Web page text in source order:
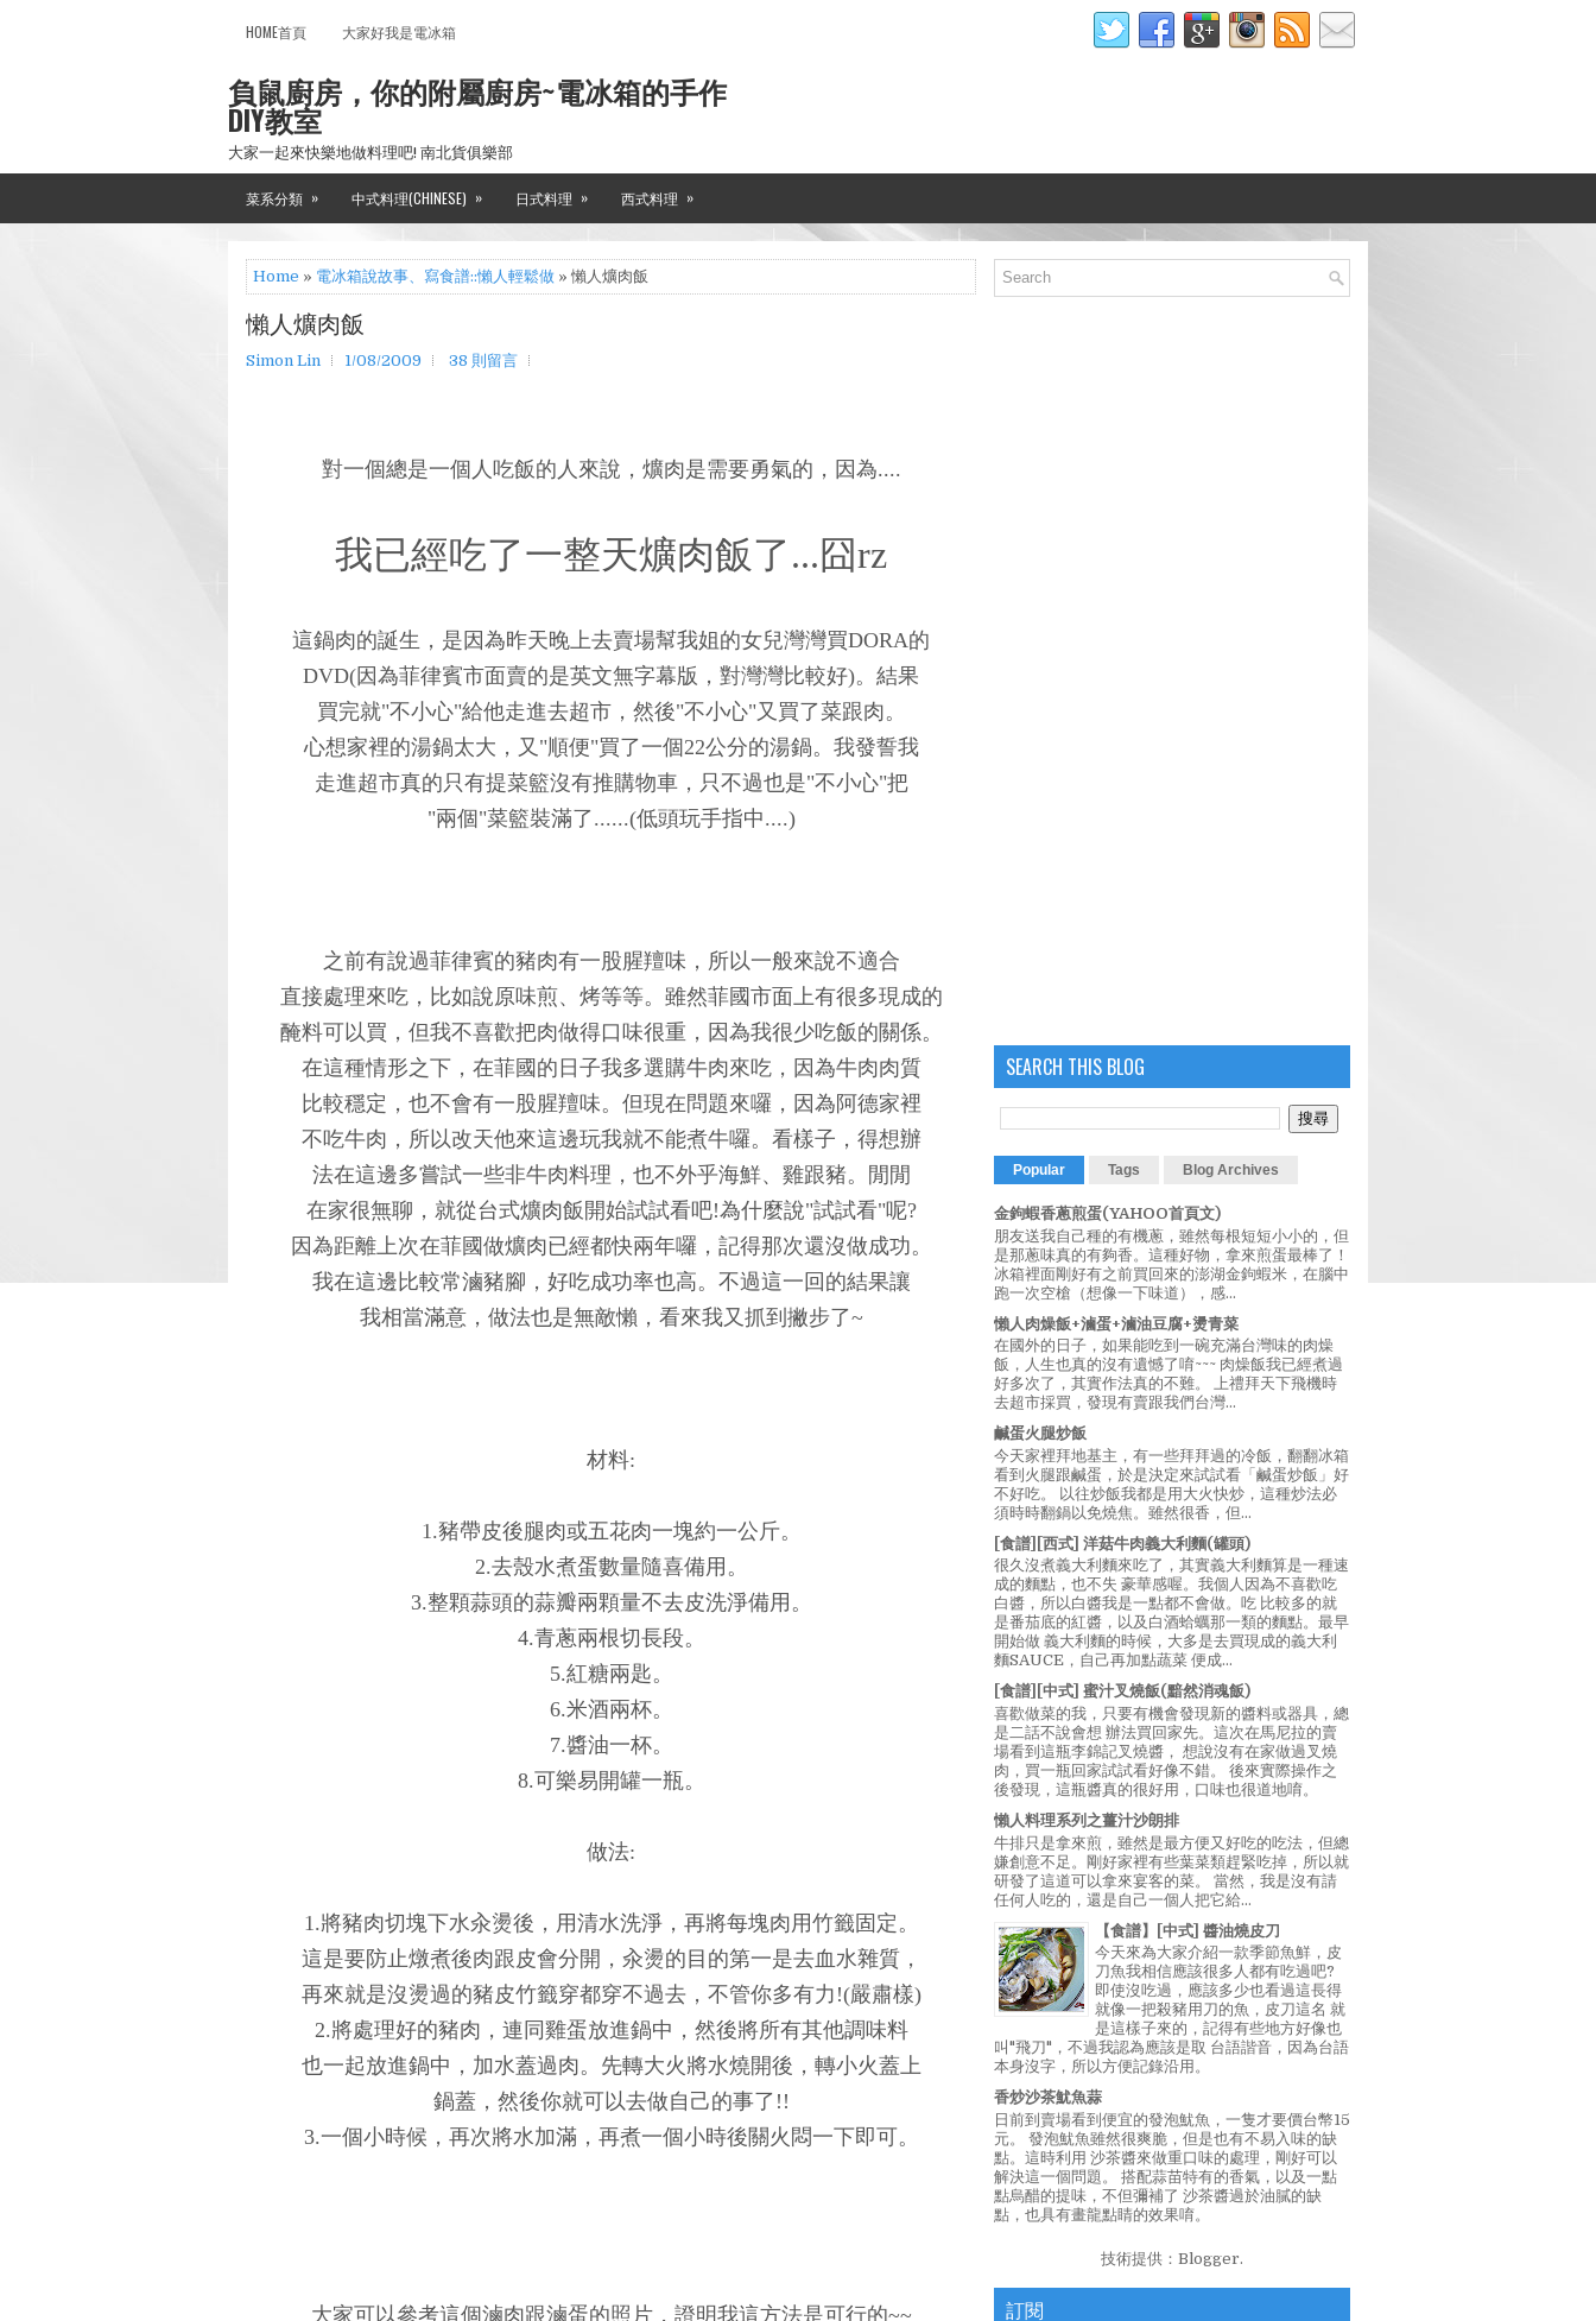
HOME首頁 大家好我是電冰箱
負鼠廚房，你的附屬廚房~電冰箱的手作
DIY教室
大家一起來快樂地做料理吧! 南北貨俱樂部
菜系分類 » 中式料理(CHINESE) » 日式料理 » 西式料理 »
Home » 電冰箱說故事、寫食譜::懶人輕鬆做 » 懶人爌肉飯
懶人爌肉飯
Simon Lin 1/08/2009 38 則留言
對一個總是一個人吃飯的人來說，爌肉是需要勇氣的，因為....
我已經吃了一整天爌肉飯了...囧rz
這鍋肉的誕生，是因為昨天晚上去賣場幫我姐的女兒灣灣買DORA的
DVD(因為菲律賓市面賣的是英文無字幕版，對灣灣比較好)。結果
買完就"不小心"給他走進去超市，然後"不小心"又買了菜跟肉。
心想家裡的湯鍋太大，又"順便"買了一個22公分的湯鍋。我發誓我
走進超市真的只有提菜籃沒有推購物車，只不過也是"不小心"把
"兩個"菜籃裝滿了......(低頭玩手指中....)
之前有說過菲律賓的豬肉有一股腥羶味，所以一般來說不適合
直接處理來吃，比如說原味煎、烤等等。雖然菲國市面上有很多現成的
醃料可以買，但我不喜歡把肉做得口味很重，因為我很少吃飯的關係。
在這種情形之下，在菲國的日子我多選購牛肉來吃，因為牛肉肉質
比較穩定，也不會有一股腥羶味。但現在問題來囉，因為阿德家裡
不吃牛肉，所以改天他來這邊玩我就不能煮牛囉。看樣子，得想辦
法在這邊多嘗試一些非牛肉料理，也不外乎海鮮、雞跟豬。閒閒
在家很無聊，就從台式爌肉飯開始試試看吧!為什麼說"試試看"呢?
因為距離上次在菲國做爌肉已經都快兩年囉，記得那次還沒做成功。
我在這邊比較常滷豬腳，好吃成功率也高。不過這一回的結果讓
我相當滿意，做法也是無敵懶，看來我又抓到撇步了~
材料:
1.豬帶皮後腿肉或五花肉一塊約一公斤。
2.去殼水煮蛋數量隨喜備用。
3.整顆蒜頭的蒜瓣兩顆量不去皮洗淨備用。
4.青蔥兩根切長段。
5.紅糖兩匙。
6.米酒兩杯。
7.醬油一杯。
8.可樂易開罐一瓶。
做法:
1.將豬肉切塊下水汆燙後，用清水洗淨，再將每塊肉用竹籤固定。
這是要防止燉煮後肉跟皮會分開，汆燙的目的第一是去血水雜質，
再來就是沒燙過的豬皮竹籤穿都穿不過去，不管你多有力!(嚴肅樣)
2.將處理好的豬肉，連同雞蛋放進鍋中，然後將所有其他調味料
也一起放進鍋中，加水蓋過肉。先轉大火將水燒開後，轉小火蓋上
鍋蓋，然後你就可以去做自己的事了!!
3.一個小時候，再次將水加滿，再煮一個小時後關火悶一下即可。
大家可以參考這個滷肉跟滷蛋的照片，證明我這方法是可行的~~
SEARCH THIS BLOG
Popular Tags Blog Archives
金鉤蝦香蔥煎蛋(YAHOO首頁文)
朋友送我自己種的有機蔥，雖然每根短短小小的，但
是那蔥味真的有夠香。這種好物，拿來煎蛋最棒了！
冰箱裡面剛好有之前買回來的澎湖金鉤蝦米，在腦中
跑一次空槍（想像一下味道），感...
懶人肉燥飯+滷蛋+滷油豆腐+燙青菜
在國外的日子，如果能吃到一碗充滿台灣味的肉燥
飯，人生也真的沒有遺憾了唷~~~ 肉燥飯我已經煮過
好多次了，其實作法真的不難。 上禮拜天下飛機時
去超市採買，發現有賣跟我們台灣...
鹹蛋火腿炒飯
今天家裡拜地基主，有一些拜拜過的冷飯，翻翻冰箱
看到火腿跟鹹蛋，於是決定來試試看「鹹蛋炒飯」好
不好吃。 以往炒飯我都是用大火快炒，這種炒法必
須時時翻鍋以免燒焦。雖然很香，但...
[食譜][西式] 洋菇牛肉義大利麵(罐頭)
很久沒煮義大利麵來吃了，其實義大利麵算是一種速
成的麵點，也不失 豪華感喔。我個人因為不喜歡吃
白醬，所以白醬我是一點都不會做。吃 比較多的就
是番茄底的紅醬，以及白酒蛤蠣那一類的麵點。最早
開始做 義大利麵的時候，大多是去買現成的義大利
麵SAUCE，自己再加點蔬菜 便成...
[食譜][中式] 蜜汁叉燒飯(黯然消魂飯)
喜歡做菜的我，只要有機會發現新的醬料或器具，總
是二話不說會想 辦法買回家先。這次在馬尼拉的賣
場看到這瓶李錦記叉燒醬， 想說沒有在家做過叉燒
肉，買一瓶回家試試看好像不錯。 後來實際操作之
後發現，這瓶醬真的很好用，口味也很道地唷。
懶人料理系列之薑汁沙朗排
牛排只是拿來煎，雖然是最方便又好吃的吃法，但總
嫌創意不足。剛好家裡有些葉菜類趕緊吃掉，所以就
研發了這道可以拿來宴客的菜。 當然，我是沒有請
任何人吃的，還是自己一個人把它給...
【食譜】[中式] 醬油燒皮刀
今天來為大家介紹一款季節魚鮮，皮
刀魚我相信應該很多人都有吃過吧?
即使沒吃過，應該多少也看過這長得
就像一把殺豬用刀的魚，皮刀這名 就
是這樣子來的，記得有些地方好像也
叫"飛刀"，不過我認為應該是取 台語諧音，因為台語
本身沒字，所以方便記錄沿用。
香炒沙茶魷魚蒜
日前到賣場看到便宜的發泡魷魚，一隻才要價台幣15
元。 發泡魷魚雖然很爽脆，但是也有不易入味的缺
點。這時利用 沙茶醬來做重口味的處理，剛好可以
解決這一個問題。 搭配蒜苗特有的香氣，以及一點
點烏醋的提味，不但彌補了 沙茶醬過於油膩的缺
點，也具有畫龍點睛的效果唷。
技術提供： Blogger.
訂閱